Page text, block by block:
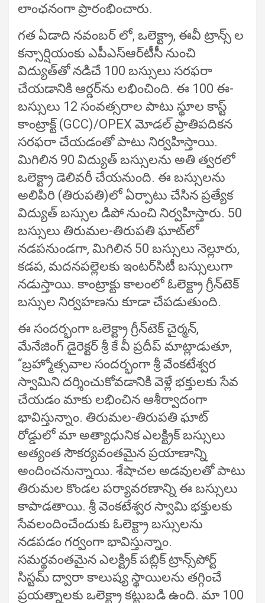
లాంఛనంగా ప్రారంభించారు.
గత ఏడాది నవంబర్ లో, ఒలెక్ట్రా, ఈవీ ట్రాన్స్‌ ల
కన్సార్షియంకు ఎపీఎస్‌ఆర్‌టీసీ నుంచి
విద్యుత్‌తో నడిచే 100 బస్సులు సరఫరా
చేయడానికి ఆర్డర్‌ను లభించింది. ఈ 100 ఈ-
బస్సులు 12 సంవత్సరాల పాటు స్థూల కాస్ట్
కాంట్రాక్ట్ (GCC)/OPEX మోడల్ ప్రాతిపదికన
సరఫరా చేయడంతో పాటు నిర్వహిస్తాయి.
మిగిలిన 90 విద్యుత్‌ బస్సులను అతి త్వరలో
ఒలెక్ట్రా డెలివరీ చేయనుంది. ఈ బస్సులను
అలిపిరి (తిరుపతి)లో ఏర్పాటు చేసిన ప్రత్యేక
విద్యుత్ బస్సుల డిపో నుంచి నిర్వహిస్తారు. 50
బస్సులు తిరుమల-తిరుపతి ఘాట్‌లో
నడపనుండగా, మిగిలిన 50 బస్సులు నెల్లూరు,
కడప, మదనపల్లెలకు ఇంటర్‌సిటీ బస్సులుగా
నడుస్తాయి. కాంట్రాక్టు కాలంలో ఓలెక్ట్రా గ్రీన్‌టెక్
బస్సుల నిర్వహణను కూడా చేపడుతుంది.
ఈ సందర్భంగా ఒలెక్ట్రా గ్రీన్‌టెక్‌ చైర్మన్,
మేనేజింగ్ డైరెక్టర్ శ్రీ కే వీ ప్రదీప్ మాట్లాడుతూ,
“బ్రహ్మోత్సవాల సందర్భంగా శ్రీ వేంకటేశ్వర
స్వామిని దర్శించుకోవడానికి వెళ్లే భక్తులకు సేవ
చేయడం మాకు లభించిన ఆశీర్వాదంగా
భావిస్తున్నాం. తిరుమల-తిరుపతి ఘాట్
రోడ్డులో మా అత్యాధునిక ఎలక్ట్రిక్ బస్సులు
అత్యంత సౌకర్యవంతమైన ప్రయాణాన్ని
అందించనున్నాయి. శేషాచల అడవులతో పాటు
తిరుమల కొండల పర్యావరణాన్ని ఈ బస్సులు
కాపాడతాయి. శ్రీ వెంకటేశ్వర స్వామి భక్తులకు
సేవలందించేందుకు ఓలెక్ట్రా బస్సులను
నడపడం గర్వంగా భావిస్తున్నాం.
సమర్థవంతమైన ఎలక్ట్రిక్ పబ్లిక్ ట్రాన్స్‌పోర్ట్
సిస్టమ్ ద్వారా కాలుష్య స్థాయిలను తగ్గించే
ప్రయత్నాలకు ఒలెక్ట్రా కట్టుబడి ఉంది. మా 100